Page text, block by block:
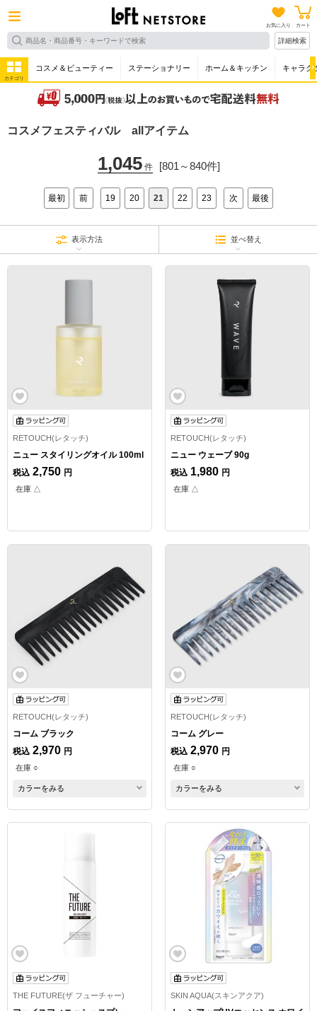
お気に入り カート
詳細検索
カテゴリ
コスメ＆ビューティー ステーショナリー ホーム＆キッチン キャラク
コスメフェスティバル allアイテム
1,045件 [801～840件]
最初 前 19 20 21 22 23 次 最後
表示方法 並べ替え
RETOUCH(レタッチ)
ニュー スタイリングオイル 100ml
税込 2,750 円
在庫 △
RETOUCH(レタッチ)
ニュー ウェーブ 90g
税込 1,980 円
在庫 △
RETOUCH(レタッチ)
コーム ブラック
税込 2,970 円
在庫 ○
カラーをみる
RETOUCH(レタッチ)
コーム グレー
税込 2,970 円
在庫 ○
カラーをみる
THE FUTURE(ザ フューチャー) SKIN AQUA(スキンアクア)